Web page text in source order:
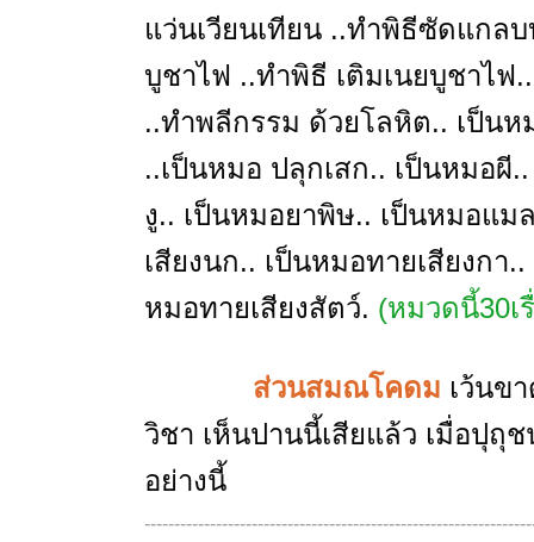
แว่นเวียนเทียน ..ทำพิธีซัดแกล
บูชาไฟ ..ทำพิธี เติมเนยบูชาไฟ
..ทำพลีกรรม ด้วยโลหิต.. เป็น
..เป็นหมอ ปลุกเสก.. เป็นหมอผี
งู.. เป็นหมอยาพิษ.. เป็นหมอแ
เสียงนก.. เป็นหมอทายเสียงกา
หมอทายเสียงสัตว์. (หมวดนี้30เ
ส่วนสมณโคดม เว้นข
วิชา เห็นปานนี้เสียแล้ว เมื่อปุถุ
อย่างนี้